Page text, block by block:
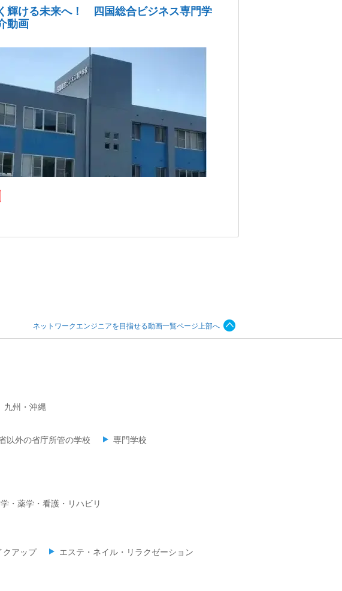
輝ける未来へ！ 四国総合ビジネス専門学
動画
ネットワークエンジニアを目指せる動画一覧ページ上部へ
九州・沖縄
以外の省庁所管の学校
専門学校
・薬学・看護・リハビリ
クアップ エステ・ネイル・リラクゼーション